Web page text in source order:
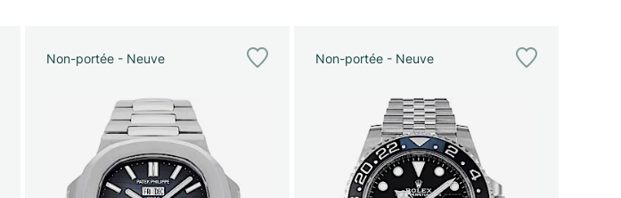
Non-portée - Neuve Non-portée - Neuve